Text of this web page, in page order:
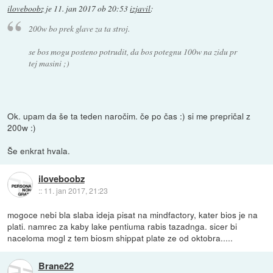
iloveboobz je 11. jan 2017 ob 20:53izjavil:
200w bo prek glave za ta stroj.
se bos mogu posteno potrudit, da bos potegnu 100w na zidu pr
tej masini ;)
Ok. upam da še ta teden naročim. če po čas :) si me prepričal z
200w :)
Še enkrat hvala.
iloveboobz
:: 11. jan 2017, 21:23
mogoce nebi bla slaba ideja pisat na mindfactory, kater bios je na
plati. namrec za kaby lake pentiuma rabis tazadnga. sicer bi
naceloma mogl z tem biosm shippat plate ze od oktobra.....
Brane22